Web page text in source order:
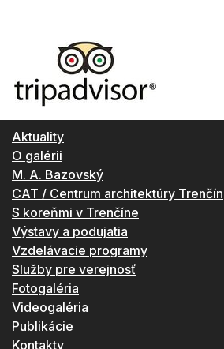
Aktuality
O galérii
M. A. Bazovský
CAT / Centrum architektúry Trenčín
S koreňmi v Trenčíne
Výstavy a podujatia
Vzdelávacie programy
Služby pre verejnosť
Fotogaléria
Videogaléria
Publikácie
Kontakty